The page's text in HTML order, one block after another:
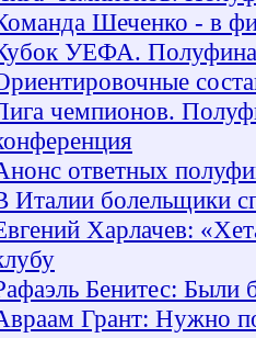
Шеченко - в
УЕФА.
чемпионов.
ответных
Италии болельщики
Харлачев:
Бенитес: Были
Грант: Нужно